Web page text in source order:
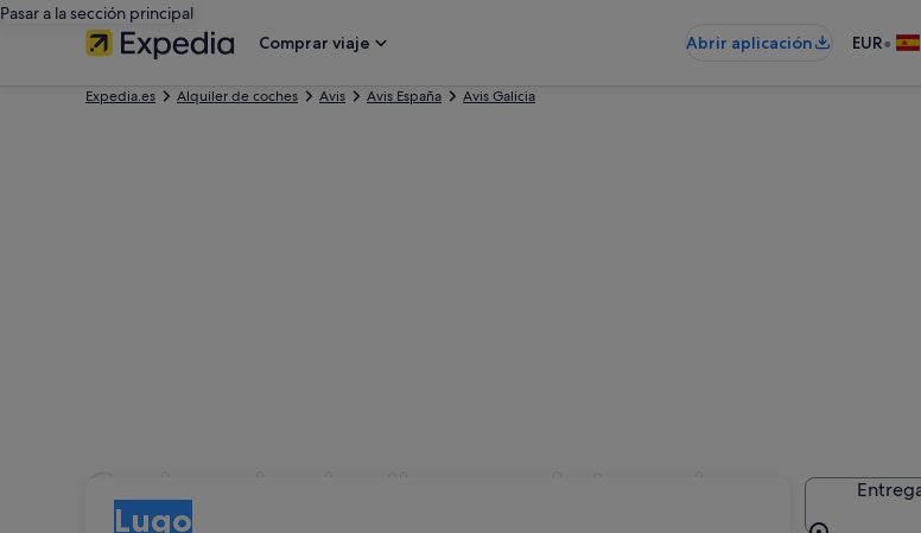
Pasar a la sección principal
Comprar viaje
Abrir aplicación EUR•
Expedia.es Alquiler de coches Avis Avis España Avis Galicia
Coches de alquiler con Avis en Lugo
Lugo